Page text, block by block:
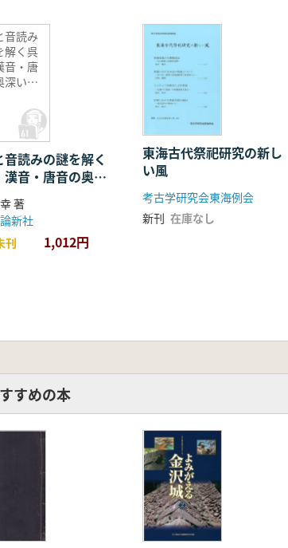
音読み
解く呉
音・唐
深い世
読みの謎を解く
漢音・唐音の奥深
著
新社
刊 1,012円
東海古代祭祀研究の新し
い風
考古学研究会東海例会
新刊 在庫なし
すめの本